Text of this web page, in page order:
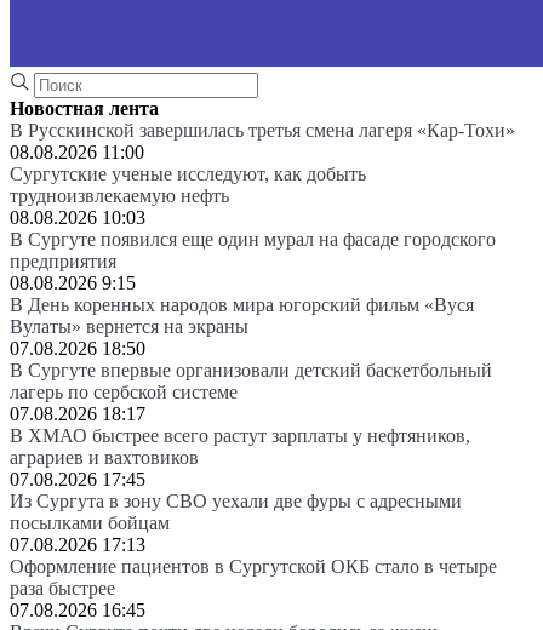
Новостная лента
В Русскинской завершилась третья смена лагеря «Кар-Тохи»
08.08.2026 11:00
Сургутские ученые исследуют, как добыть
трудноизвлекаемую нефть
08.08.2026 10:03
В Сургуте появился еще один мурал на фасаде городского
предприятия
08.08.2026 9:15
В День коренных народов мира югорский фильм «Вуся
Вулаты» вернется на экраны
07.08.2026 18:50
В Сургуте впервые организовали детский баскетбольный
лагерь по сербской системе
07.08.2026 18:17
В ХМАО быстрее всего растут зарплаты у нефтяников,
аграриев и вахтовиков
07.08.2026 17:45
Из Сургута в зону СВО уехали две фуры с адресными
посылками бойцам
07.08.2026 17:13
Оформление пациентов в Сургутской ОКБ стало в четыре
раза быстрее
07.08.2026 16:45